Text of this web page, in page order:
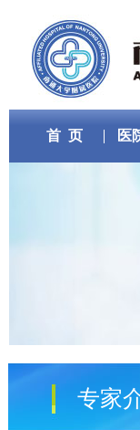
首 页 医
专家